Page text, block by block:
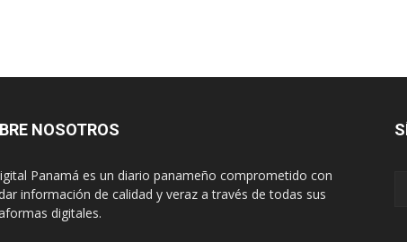
NOSOTROS
Panamá es un diario panameño comprometido con
información de calidad y veraz a través de todas sus
digitales.